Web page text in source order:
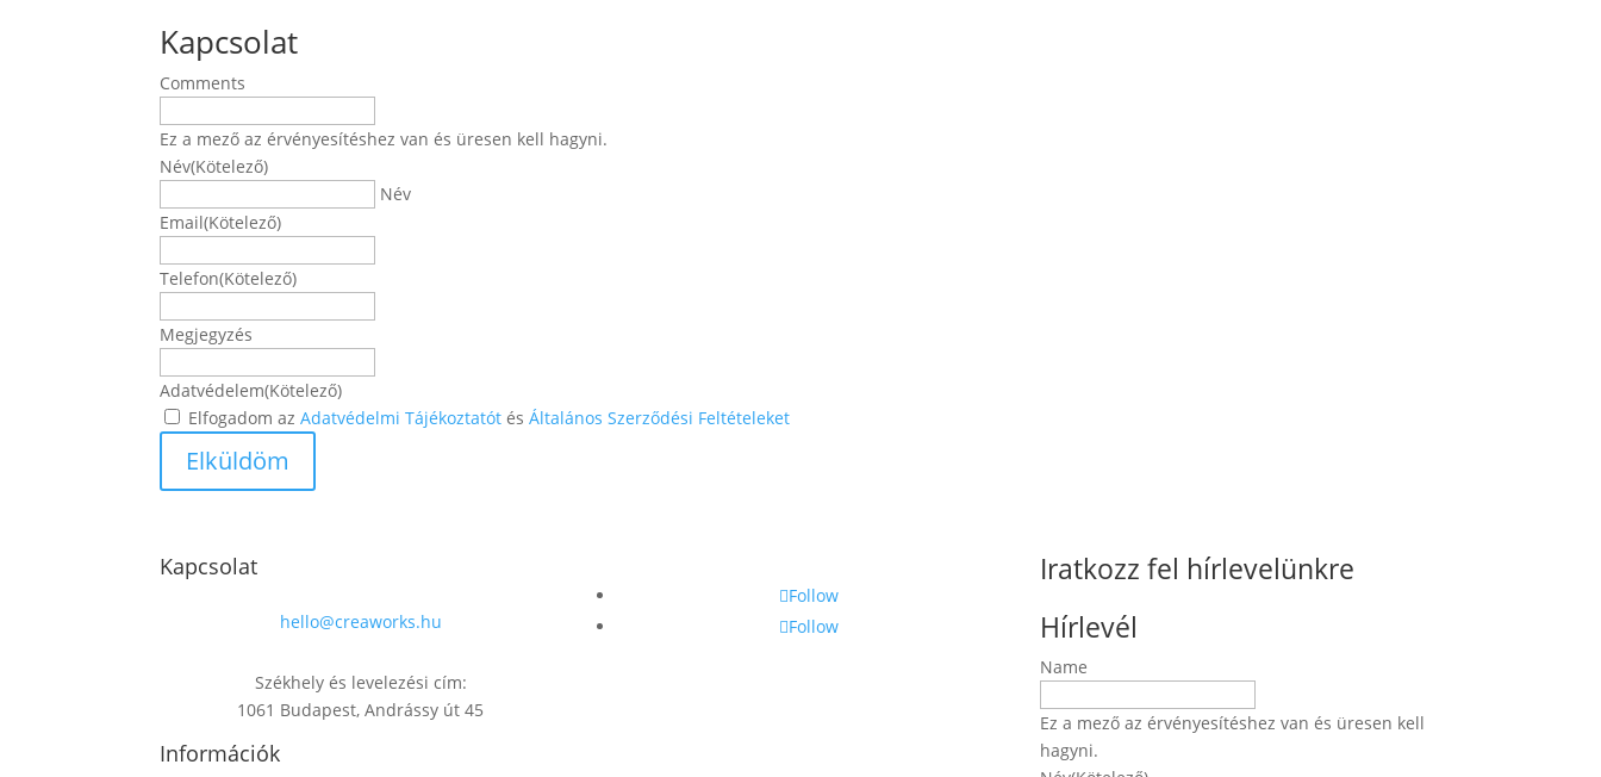
Kapcsolat
Comments
Ez a mező az érvényesítéshez van és üresen kell hagyni.
Név(Kötelező)
Név
Email(Kötelező)
Telefon(Kötelező)
Megjegyzés
Adatvédelem(Kötelező)
Elfogadom azAdatvédelmi Tájékoztatót ésÁltalános Szerződési Feltételeket
Kapcsolat
hello@creaworks.hu
Székhely és levelezési cím:
1061 Budapest, Andrássy út 45
Információk
Follow
Follow
Iratkozz fel hírlevelünkre
Hírlevél
Name
Ez a mező az érvényesítéshez van és üresen kell
hagyni.